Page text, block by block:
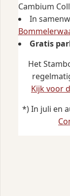
Cambium
In
Gratis
Het
Kijk voor
*) In juli en